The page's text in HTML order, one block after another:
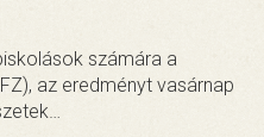
számára a
az eredményt vasárnap